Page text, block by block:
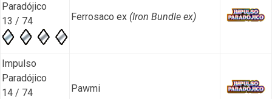
Paradójico
13 / 74
Ferrosaco ex (Iron Bundle ex)
Impulso
Paradójico
14 / 74
Pawmi